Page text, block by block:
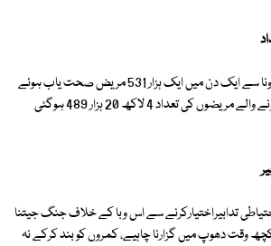
این سی او سی کے مطابق کورونا سے ایک دن میں ایک ہزار 531 مریض صحت یاب ہوئے
جس کے بعد صحت یاب ہونے والے مریضوں کی تعداد 4 لاکھ 20 ہزار 489 ہوگئی
تدابیراختیارکرنے سے اس وبا کے خلاف جنگ جیتنا
وقت دھوپ میں گزارنا چاہیے، کمروں کو بند کرکے نہ